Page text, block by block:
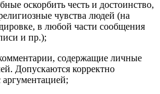
оскорбить честь и достоинство,
чувства людей (на
в любой части сообщения
и пр.);
содержащие личные
Допускаются корректно